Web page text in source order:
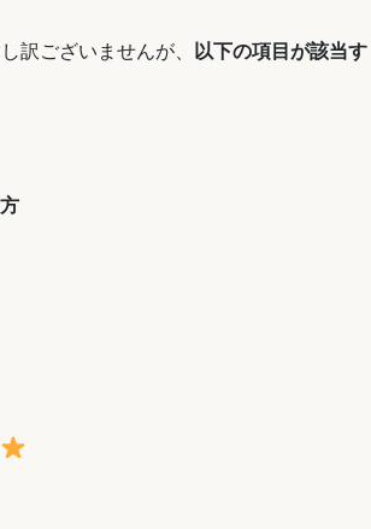
訳ございませんが、
以下の項目が該当す